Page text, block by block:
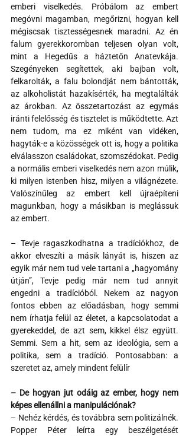
emberi viselkedés. Próbálom az embert
megóvni magamban, megőrizni, hogyan kell
mégiscsak tisztességesnek maradni. Az én
falum gyerekkoromban teljesen olyan volt,
mint a Hegedűs a háztetőn Anatevkája.
Szegényeken segítettek, aki bajban volt,
felkarolták, a falu bolondját nem bántották,
az alkoholistát hazakísérték, ha megtalálták
az árokban. Az összetartozást az egymás
iránti felelősség és tisztelet is működtette. Azt
nem tudom, ma ez miként van vidéken,
hagyták-e a közösségek ott is, hogy a politika
elválasszon családokat, szomszédokat. Pedig
a normális emberi viselkedés nem azon múlik,
ki milyen istenben hisz, milyen a világnézete.
Valószínűleg az embert kell újraépíteni
magunkban, hogy a másikban is meglássuk
az embert.
– Tevje ragaszkodhatna a tradíciókhoz, de
akkor elveszíti a másik lányát is, hiszen az
egyik már nem tud vele tartani a „hagyomány
útján”, Tevje pedig már nem tud annyit
engedni a tradícióból. Nekem az nagyon
fontos ebben az előadásban, hogy semmi
nem írhatja felül az életet, a kapcsolatodat a
gyerekeddel, de azt sem, kikkel élsz együtt.
Semmi. Sem a hit, sem az ideológia, sem a
politika, sem a tradíció. Pontosabban: a
szeretet az, amely mindent felülír
– De hogyan jut odáig az ember, hogy nem
képes ellenállni a manipulációnak?
– Nehéz kérdés, és továbbra sem politizálnék.
Popper Péter leírta egy beszélgetését